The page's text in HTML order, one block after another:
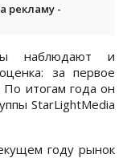
рекламу -
наблюдают и
за первое
По итогам года он
StarLightMedia
году рынок